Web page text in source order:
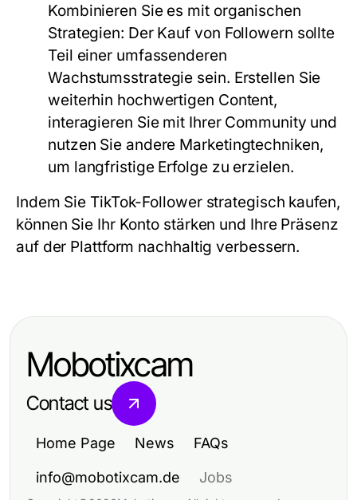
Kombinieren Sie es mit organischen
Strategien: Der Kauf von Followern sollte
Teil einer umfassenderen
Wachstumsstrategie sein. Erstellen Sie
weiterhin hochwertigen Content,
interagieren Sie mit Ihrer Community und
nutzen Sie andere Marketingtechniken,
um langfristige Erfolge zu erzielen.
Indem Sie TikTok-Follower strategisch kaufen,
können Sie Ihr Konto stärken und Ihre Präsenz
auf der Plattform nachhaltig verbessern.
Mobotixcam
Contact us
Home Page News FAQs
info@mobotixcam.de Jobs